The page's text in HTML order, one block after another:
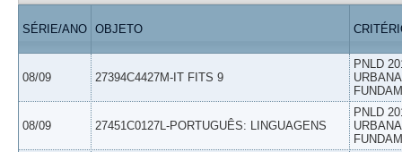
SÉRIE/ANO OBJETO
08/09 27394C4427M-IT FITS 9
PNLD
08/09 27451C0127L-PORTUGUÊS: LINGUAGENS
PNLD